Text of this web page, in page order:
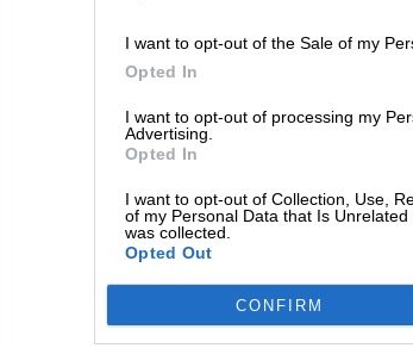
I want to opt-out of the Sale of my
Opted In
I want to opt-out of processing my
Advertising.
Opted In
I want to opt-out of Collection, Use,
of my Personal Data that Is
was collected.
Opted Out
CONFIRM
Wir empfehlen
Eine tolle
gebraut wurden
Der
Leikeims
Veldensteiner